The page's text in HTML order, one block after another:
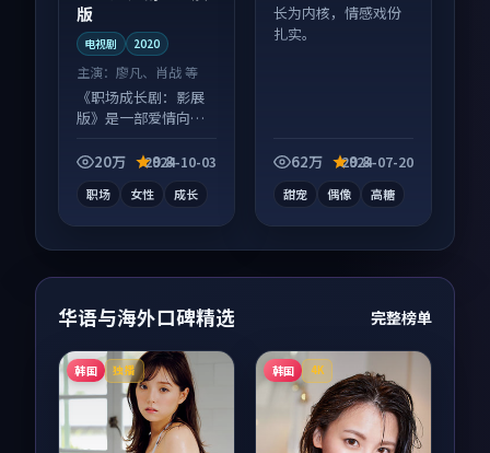
版
电视剧 2020
主演： 廖凡、肖战 等
《职场成长剧：影展
版》是一部爱情向电
端观看，细节更丰
20万 9.8
2024-10-03
职场 女性 成长
长为内核，情感戏份
扎实。
62万 9.8
2024-07-20
甜宠 偶像 高糖
华语与海外口碑精选 完整榜单
韩国 独播 韩国 4K